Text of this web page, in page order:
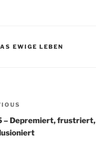
EWIGE LEBEN
– Depremiert, frustriert,